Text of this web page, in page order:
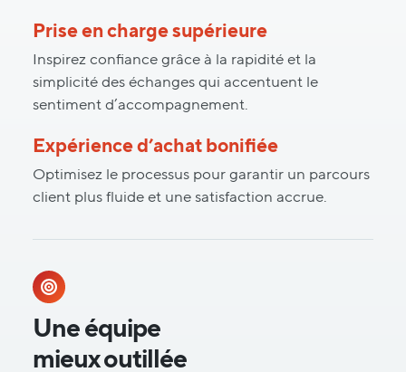
Prise en charge supérieure
Inspirez confiance grâce à la rapidité et la
simplicité des échanges qui accentuent le
sentiment d’accompagnement.
Expérience d’achat bonifiée
Optimisez le processus pour garantir un parcours
client plus fluide et une satisfaction accrue.
Une équipe
mieux outillée